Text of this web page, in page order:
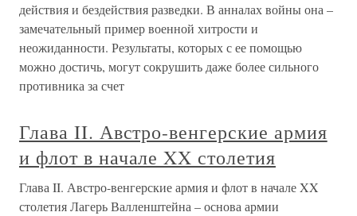
действия и бездействия разведки. В анналах войны она –
замечательный пример военной хитрости и
неожиданности. Результаты, которых с ее помощью
можно достичь, могут сокрушить даже более сильного
противника за счет
Глава II. Австро-венгерские армия
и флот в начале XX столетия
Глава II. Австро-венгерские армия и флот в начале XX
столетия Лагерь Валленштейна – основа армии